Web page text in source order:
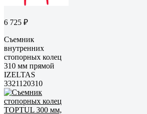
6 725 ₽
Съемник
внутренних
стопорных колец
310 мм прямой
IZELTAS
3321120310